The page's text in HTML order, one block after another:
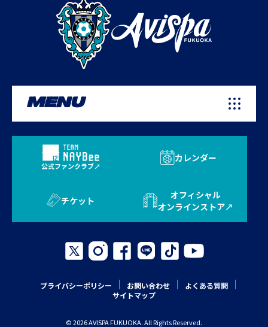
MENU
公式ファンクラブ
カレンダー
チケット
オフィシャル
オンラインストア
プライバシーポリシー お問い合わせ
よくある質問
サイトマップ
© 2026 AVISPA FUKUOKA. All Rights Reserved.